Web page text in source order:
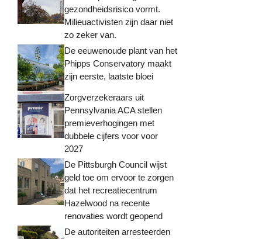
gezondheidsrisico vormt.
Milieuactivisten zijn daar niet
zo zeker van.
De eeuwenoude plant van het
Phipps Conservatory maakt
zijn eerste, laatste bloei
Zorgverzekeraars uit
Pennsylvania ACA stellen
premieverhogingen met
dubbele cijfers voor voor
2027
De Pittsburgh Council wijst
geld toe om ervoor te zorgen
dat het recreatiecentrum
Hazelwood na recente
renovaties wordt geopend
De autoriteiten arresteerden